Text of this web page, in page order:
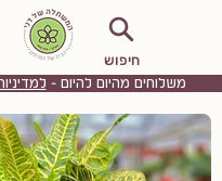
חיפוש
משלוחים מהיום להיום -